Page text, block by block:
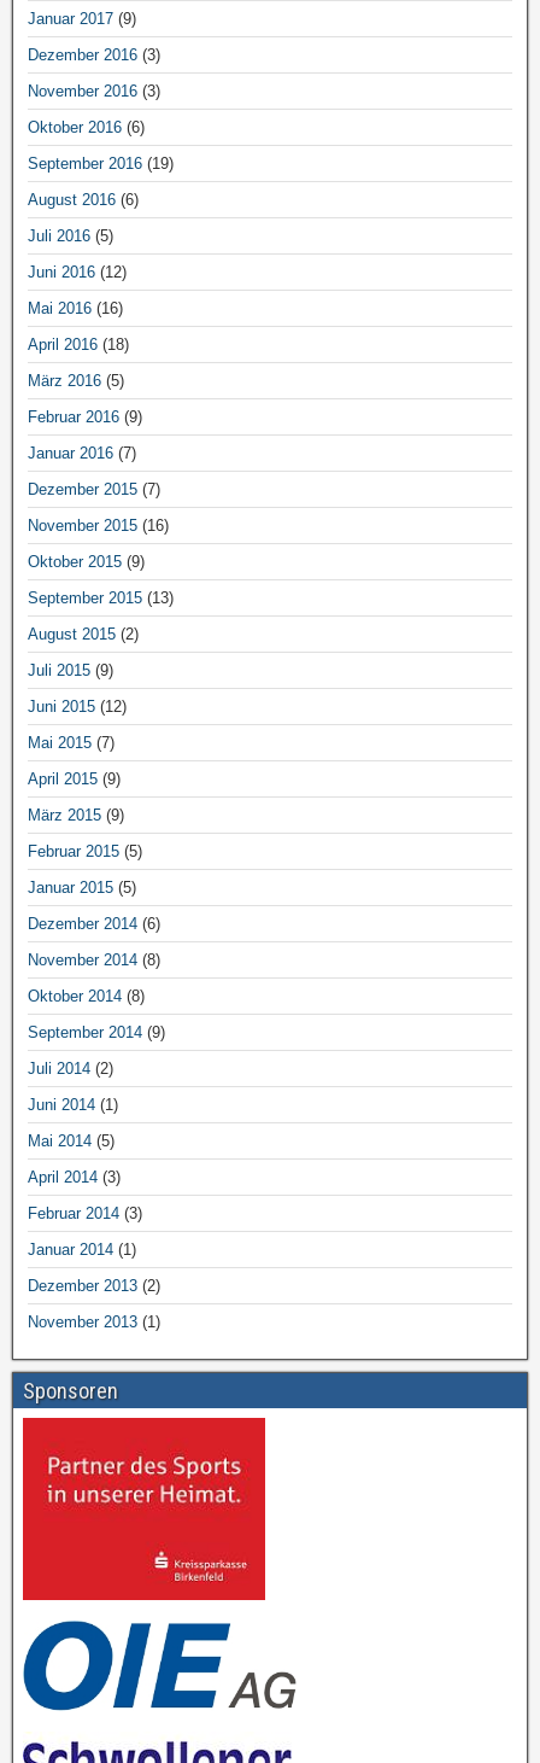
Januar 2017 (9)
Dezember 2016 (3)
November 2016 (3)
Oktober 2016 (6)
September 2016 (19)
August 2016 (6)
Juli 2016 (5)
Juni 2016 (12)
Mai 2016 (16)
April 2016 (18)
März 2016 (5)
Februar 2016 (9)
Januar 2016 (7)
Dezember 2015 (7)
November 2015 (16)
Oktober 2015 (9)
September 2015 (13)
August 2015 (2)
Juli 2015 (9)
Juni 2015 (12)
Mai 2015 (7)
April 2015 (9)
März 2015 (9)
Februar 2015 (5)
Januar 2015 (5)
Dezember 2014 (6)
November 2014 (8)
Oktober 2014 (8)
September 2014 (9)
Juli 2014 (2)
Juni 2014 (1)
Mai 2014 (5)
April 2014 (3)
Februar 2014 (3)
Januar 2014 (1)
Dezember 2013 (2)
November 2013 (1)
Sponsoren